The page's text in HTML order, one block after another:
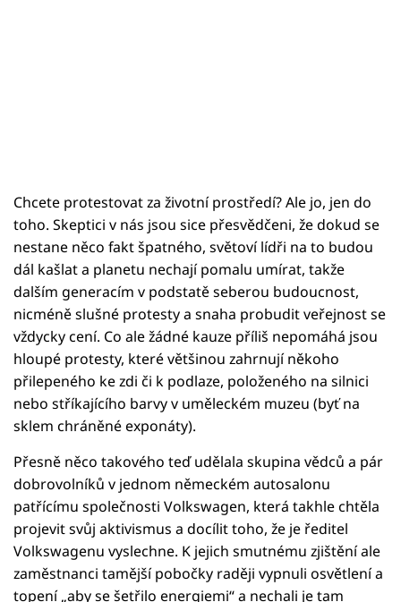
Chcete protestovat za životní prostředí? Ale jo, jen do
toho. Skeptici v nás jsou sice přesvědčeni, že dokud se
nestane něco fakt špatného, světoví lídři na to budou
dál kašlat a planetu nechají pomalu umírat, takže
dalším generacím v podstatě seberou budoucnost,
nicméně slušné protesty a snaha probudit veřejnost se
vždycky cení. Co ale žádné kauze příliš nepomáhá jsou
hloupé protesty, které většinou zahrnují někoho
přilepeného ke zdi či k podlaze, položeného na silnici
nebo stříkajícího barvy v uměleckém muzeu (byť na
sklem chráněné exponáty).
Přesně něco takového teď udělala skupina vědců a pár
dobrovolníků v jednom německém autosalonu
patřícímu společnosti Volkswagen, která takhle chtěla
projevit svůj aktivismus a docílit toho, že je ředitel
Volkswagenu vyslechne. K jejich smutnému zjištění ale
zaměstnanci tamější pobočky raději vypnuli osvětlení a
topení „aby se šetřilo energiemi“ a nechali je tam